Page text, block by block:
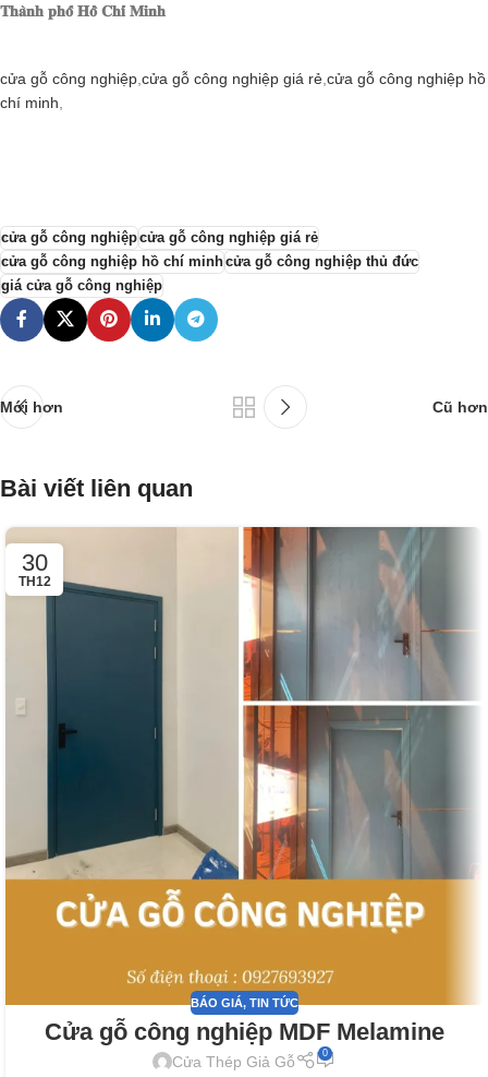
𝐓𝐡𝐚̀𝐧𝐡 𝐩𝐡𝐨̂́ 𝐇𝐨̂̀ 𝐂𝐡𝐢́ 𝐌𝐢𝐧𝐡
cửa gỗ công nghiệp cửa gỗ công nghiệp giá rẻ cửa gỗ công nghiệp hồ
chí minh
cửa gỗ công nghiệpcửa gỗ công nghiệp giá rẻ
cửa gỗ công nghiệp hồ chí minhcửa gỗ công nghiệp thủ đức
giá cửa gỗ công nghiệp
Mới hơn Cũ hơn
Bài viết liên quan
30
TH12
BÁO GIÁ, TIN TỨC
Cửa gỗ công nghiệp MDF Melamine
Cửa Thép Giả Gỗ 0